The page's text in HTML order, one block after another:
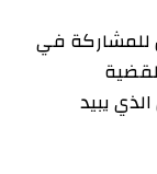
للمشاركة في
يبيد